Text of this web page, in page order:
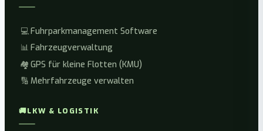
💻Fuhrparkmanagement Software
📊 Fahrzeugverwaltung
🏘️ GPS für kleine Flotten (KMU)
🔢 Mehrfahrzeuge verwalten
🚚LKW & LOGISTIK